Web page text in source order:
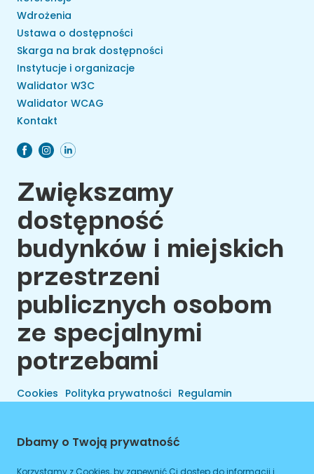
Wdrożenia
Ustawa o dostępności
Skarga na brak dostępności
Instytucje i organizacje
Walidator W3C
Walidator WCAG
Kontakt
Zwiększamy
dostępność
budynków i miejskich
przestrzeni
publicznych osobom
ze specjalnymi
potrzebami
Cookies Polityka prywatności Regulamin
Dbamy o Twoją prywatność
Korzystamy z Cookies, by zapewnić Ci dostęp do informacji i